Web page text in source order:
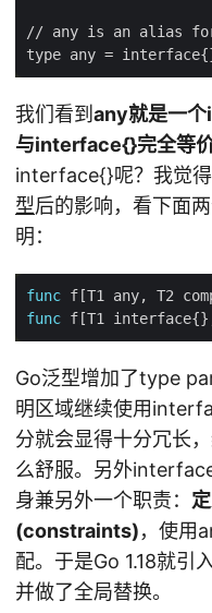
我们看到 any就是一
与interface{}完全等
interface{}呢？我觉得
型后的影响，看下面
明：
func
func
Go泛型增加了type
明区域继续使用
分就会显得十分冗长
么舒服。另外
身兼另外一个职责：
(constraints)，使用
配。于是Go 1.18就引
并做了全局替换。